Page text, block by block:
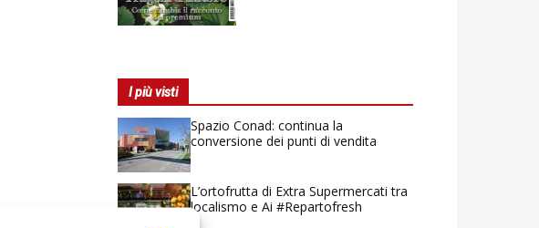
I più visti
Spazio Conad: continua la
conversione dei punti di vendita
L’ortofrutta di Extra Supermercati tra
localismo e Ai #Repartofresh